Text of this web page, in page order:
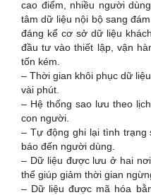
cao điểm, nhiều người
tâm dữ liệu nội bộ sang
đáng kể cơ sở dữ liệu
đầu tư vào thiết lập, vận
tốn kém.
– Thời gian khôi phục dữ
vài phút.
– Hệ thống sao lưu theo
con người.
– Tự động ghi lại tình trạng
báo đến người dùng.
– Dữ liệu được lưu ở hai
thể giúp giảm thời gian
– Dữ liệu được mã hóa